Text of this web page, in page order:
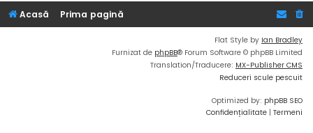
Acasă Prima pagină
Flat Style by Ian Bradley
Furnizat de phpBB® Forum Software © phpBB Limited
Translation/Traducere: MX-Publisher CMS
Reduceri scule pescuit
Optimized by: phpBB SEO
Confidențialitate | Termeni